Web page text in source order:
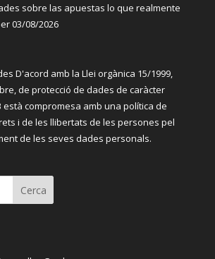
sobre las apuestas lo que realmente
03/08/2026
D'acord amb la Llei orgànica 15/1999,
de protecció de dades de caràcter
està compromesa amb una política de
i de les llibertats de les persones pel
de les seves dades personals.